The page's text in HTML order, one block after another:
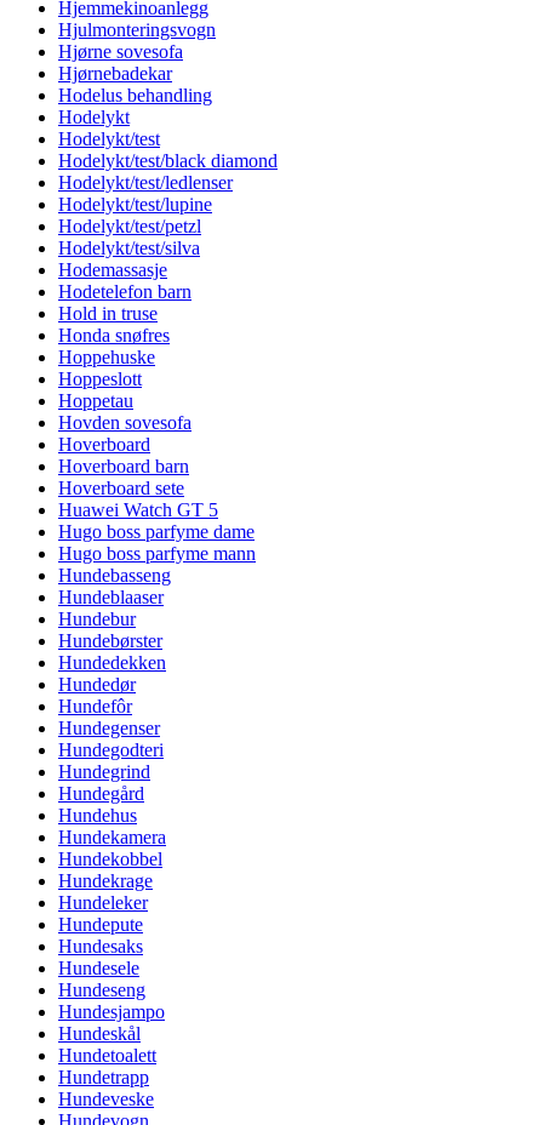
Hjemmekinoanlegg
Hjulmonteringsvogn
Hjørne sovesofa
Hjørnebadekar
Hodelus behandling
Hodelykt
Hodelykt/test
Hodelykt/test/black diamond
Hodelykt/test/ledlenser
Hodelykt/test/lupine
Hodelykt/test/petzl
Hodelykt/test/silva
Hodemassasje
Hodetelefon barn
Hold in truse
Honda snøfres
Hoppehuske
Hoppeslott
Hoppetau
Hovden sovesofa
Hoverboard
Hoverboard barn
Hoverboard sete
Huawei Watch GT 5
Hugo boss parfyme dame
Hugo boss parfyme mann
Hundebasseng
Hundeblaaser
Hundebur
Hundebørster
Hundedekken
Hundedør
Hundefôr
Hundegenser
Hundegodteri
Hundegrind
Hundegård
Hundehus
Hundekamera
Hundekobbel
Hundekrage
Hundeleker
Hundepute
Hundesaks
Hundesele
Hundeseng
Hundesjampo
Hundeskål
Hundetoalett
Hundetrapp
Hundeveske
Hundevogn